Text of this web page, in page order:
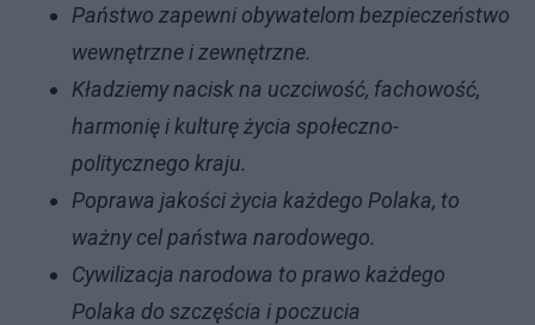
Państwo zapewni obywatelom bezpieczeństwo
wewnętrzne i zewnętrzne.
Kładziemy nacisk na uczciwość, fachowość,
harmonię i kulturę życia społeczno-
politycznego kraju.
Poprawa jakości życia każdego Polaka, to
ważny cel państwa narodowego.
Cywilizacja narodowa to prawo każdego
Polaka do szczęścia i poczucia